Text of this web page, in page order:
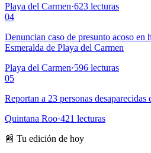
Playa del Carmen·623 lecturas
04
Denuncian caso de presunto acoso en
Esmeralda de Playa del Carmen
Playa del Carmen·596 lecturas
05
Reportan a 23 personas
Quintana Roo·421 lecturas
📰 Tu edición de hoy